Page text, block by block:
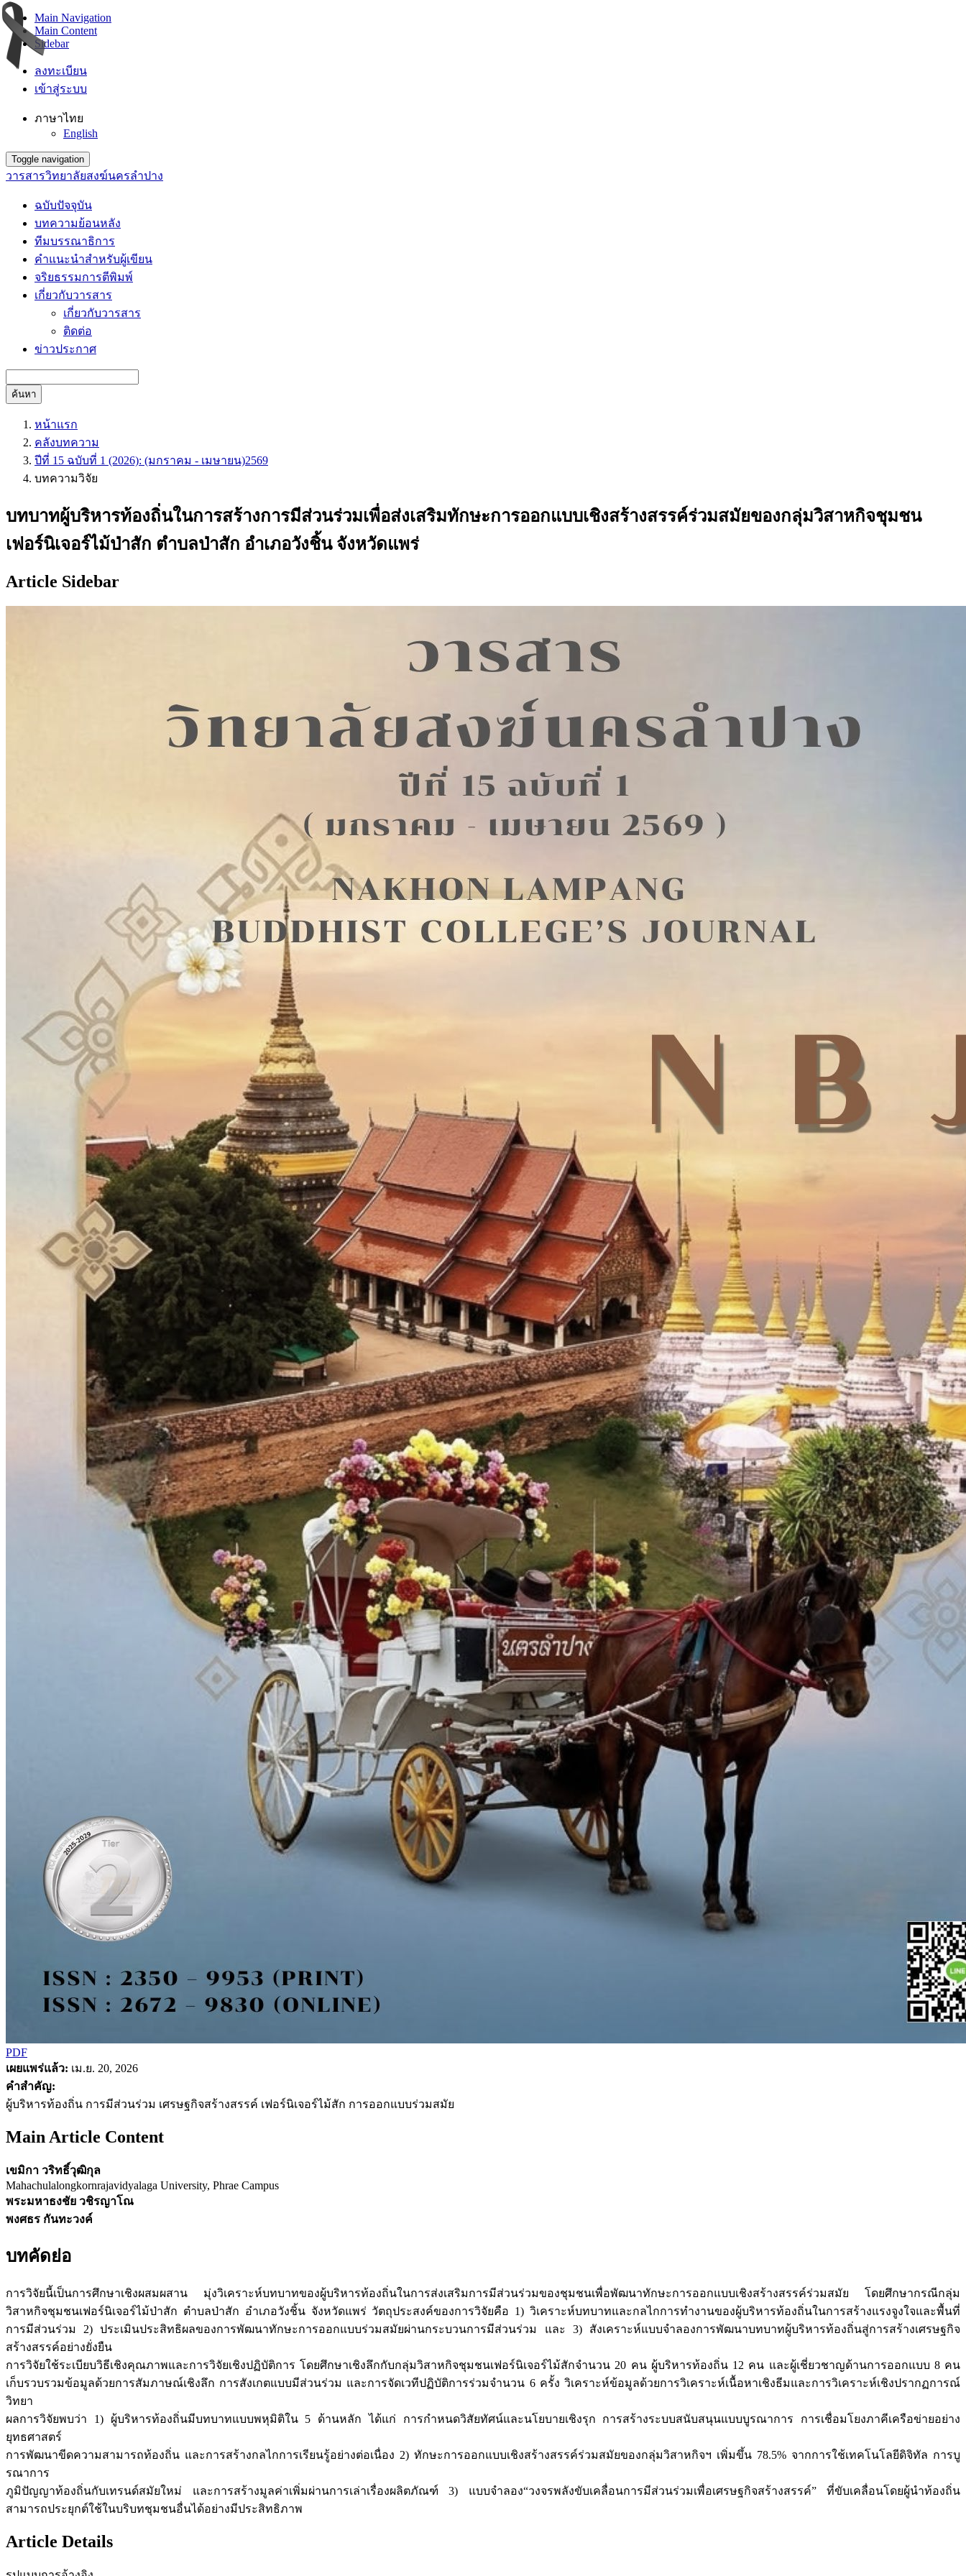
Main Navigation
Main Content
Sidebar
ลงทะเบียน
เข้าสู่ระบบ
ภาษาไทย
English
Toggle navigation
วารสารวิทยาลัยสงฆ์นครลำปาง
ฉบับปัจจุบัน
บทความย้อนหลัง
ทีมบรรณาธิการ
คำแนะนำสำหรับผู้เขียน
จริยธรรมการตีพิมพ์
เกี่ยวกับวารสาร
เกี่ยวกับวารสาร
ติดต่อ
ข่าวประกาศ
ค้นหา
หน้าแรก
คลังบทความ
ปีที่ 15 ฉบับที่ 1 (2026): (มกราคม - เมษายน)2569
บทความวิจัย
บทบาทผู้บริหารท้องถิ่นในการสร้างการมีส่วนร่วมเพื่อส่งเสริมทักษะการออกแบบเชิงสร้างสรรค์ร่วมสมัยของกลุ่มวิสาหกิจชุมชน
เฟอร์นิเจอร์ไม้ป่าสัก ตำบลป่าสัก อำเภอวังชิ้น จังหวัดแพร่
Article Sidebar
PDF
เผยแพร่แล้ว: เม.ย. 20, 2026
คำสำคัญ:
ผู้บริหารท้องถิ่น การมีส่วนร่วม เศรษฐกิจสร้างสรรค์ เฟอร์นิเจอร์ไม้สัก การออกแบบร่วมสมัย
Main Article Content
เขมิกา วริทธิ์วุฒิกุล
Mahachulalongkornrajavidyalaga University, Phrae Campus
พระมหาธงชัย วชิรญาโณ
พงศธร กันทะวงค์
บทคัดย่อ
การวิจัยนี้เป็นการศึกษาเชิงผสมผสาน มุ่งวิเคราะห์บทบาทของผู้บริหารท้องถิ่นในการส่งเสริมการมีส่วนร่วมของชุมชนเพื่อพัฒนาทักษะการออกแบบเชิงสร้างสรรค์ร่วมสมัย โดยศึกษากรณีกลุ่ม
วิสาหกิจชุมชนเฟอร์นิเจอร์ไม้ป่าสัก ตำบลป่าสัก อำเภอวังชิ้น จังหวัดแพร่ วัตถุประสงค์ของการวิจัยคือ 1) วิเคราะห์บทบาทและกลไกการทำงานของผู้บริหารท้องถิ่นในการสร้างแรงจูงใจและพื้นที่
การมีส่วนร่วม 2) ประเมินประสิทธิผลของการพัฒนาทักษะการออกแบบร่วมสมัยผ่านกระบวนการมีส่วนร่วม และ 3) สังเคราะห์แบบจำลองการพัฒนาบทบาทผู้บริหารท้องถิ่นสู่การสร้างเศรษฐกิจ
สร้างสรรค์อย่างยั่งยืน
การวิจัยใช้ระเบียบวิธีเชิงคุณภาพและการวิจัยเชิงปฏิบัติการ โดยศึกษาเชิงลึกกับกลุ่มวิสาหกิจชุมชนเฟอร์นิเจอร์ไม้สักจำนวน 20 คน ผู้บริหารท้องถิ่น 12 คน และผู้เชี่ยวชาญด้านการออกแบบ 8 คน
เก็บรวบรวมข้อมูลด้วยการสัมภาษณ์เชิงลึก การสังเกตแบบมีส่วนร่วม และการจัดเวทีปฏิบัติการร่วมจำนวน 6 ครั้ง วิเคราะห์ข้อมูลด้วยการวิเคราะห์เนื้อหาเชิงธีมและการวิเคราะห์เชิงปรากฏการณ์
วิทยา
ผลการวิจัยพบว่า 1) ผู้บริหารท้องถิ่นมีบทบาทแบบพหุมิติใน 5 ด้านหลัก ได้แก่ การกำหนดวิสัยทัศน์และนโยบายเชิงรุก การสร้างระบบสนับสนุนแบบบูรณาการ การเชื่อมโยงภาคีเครือข่ายอย่าง
ยุทธศาสตร์
การพัฒนาขีดความสามารถท้องถิ่น และการสร้างกลไกการเรียนรู้อย่างต่อเนื่อง 2) ทักษะการออกแบบเชิงสร้างสรรค์ร่วมสมัยของกลุ่มวิสาหกิจฯ เพิ่มขึ้น 78.5% จากการใช้เทคโนโลยีดิจิทัล การบู
รณาการ
ภูมิปัญญาท้องถิ่นกับเทรนด์สมัยใหม่ และการสร้างมูลค่าเพิ่มผ่านการเล่าเรื่องผลิตภัณฑ์ 3) แบบจำลอง“วงจรพลังขับเคลื่อนการมีส่วนร่วมเพื่อเศรษฐกิจสร้างสรรค์” ที่ขับเคลื่อนโดยผู้นำท้องถิ่น
สามารถประยุกต์ใช้ในบริบทชุมชนอื่นได้อย่างมีประสิทธิภาพ
Article Details